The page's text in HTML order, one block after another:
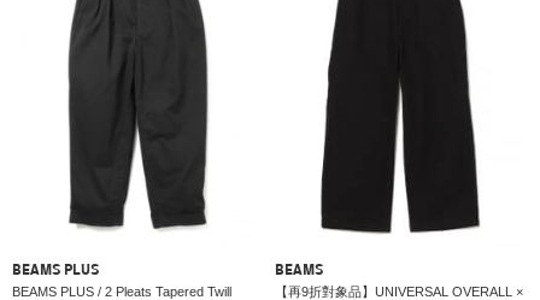
BEAMS PLUS
BEAMS PLUS / 2 Pleats Tapered Twill
BEAMS
【再9折對象品】UNIVERSAL OVERALL ×